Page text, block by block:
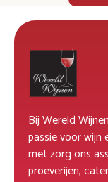
Bij Wereld
passie voor wijn
met zorg ons
proeverijen,